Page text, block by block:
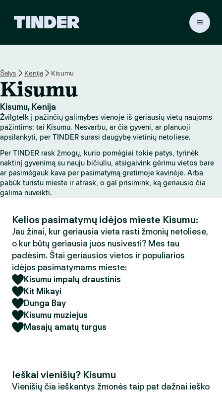
r
i
n
n
i
s
Šalys Kenija Kisumu
Kisumu
Kisumu, Kenija
Žvilgtelk į pažinčių galimybes vienoje iš geriausių vietų naujoms
pažintims: tai Kisumu. Nesvarbu, ar čia gyveni, ar planuoji
apsilankyti, per TINDER surasi daugybę vietinių netoliese.
Per TINDER rask žmogų, kurio pomėgiai tokie patys, tyrinėk
naktinį gyvenimą su nauju bičiuliu, atsigaivink gėrimu vietos bare
ar pasimėgauk kava per pasimatymą gretimoje kavinėje. Arba
pabūk turistu mieste ir atrask, o gal prisimink, ką geriausio čia
galima nuveikti.
Kelios pasimatymų idėjos mieste Kisumu:
Jau žinai, kur geriausia vieta rasti žmonių netoliese,
o kur būtų geriausia juos nusivesti? Mes tau
padėsim. Štai geriausios vietos ir populiarios
idėjos pasimatymams mieste:
Kisumu impalų draustinis
Kit Mikayi
Dunga Bay
Kisumu muziejus
Masajų amatų turgus
Ieškai vienišių? Kisumu
Vienišių čia ieškantys žmonės taip pat dažnai ieško